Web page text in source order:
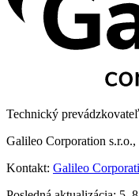
Technický
Galileo Corporation
Kontakt: Galileo